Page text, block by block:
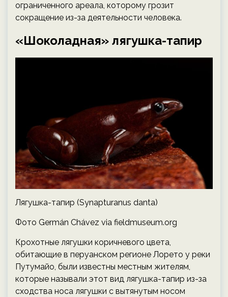
ограниченного ареала, которому грозит
сокращение из-за деятельности человека.
«Шоколадная» лягушка-тапир
Лягушка-тапир (Synapturanus danta)
Фото Germán Chávez via fieldmuseum.org
Крохотные лягушки коричневого цвета,
обитающие в перуанском регионе Лорето у реки
Путумайо, были известны местным жителям,
которые называли этот вид лягушка-тапир из-за
сходства носа лягушки с вытянутым носом